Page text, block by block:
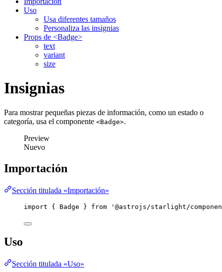
Uso
Usa diferentes tamaños
Personaliza las insignias
Props de <Badge>
text
variant
size
Insignias
Para mostrar pequeñas piezas de información, como un estado o
categoría, usa el componente <Badge>.
Preview
Nuevo
Importación
Sección titulada «Importación»
import { Badge } from ' @astrojs/starlight/
Uso
Sección titulada «Uso»